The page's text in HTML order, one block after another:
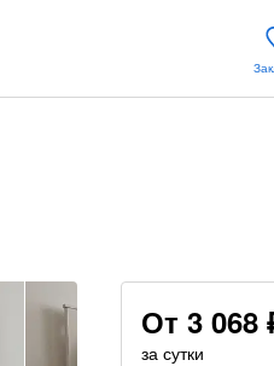
От 3 068
за сутки